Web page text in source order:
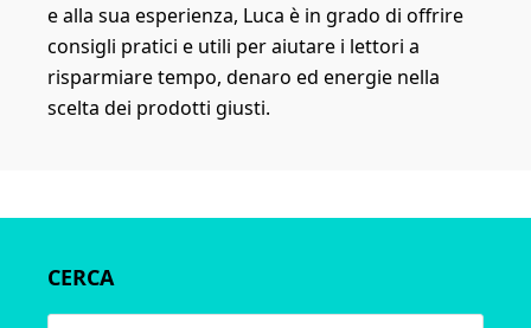
e alla sua esperienza, Luca è in grado di offrire
consigli pratici e utili per aiutare i lettori a
risparmiare tempo, denaro ed energie nella
scelta dei prodotti giusti.
Sidebar
CERCA